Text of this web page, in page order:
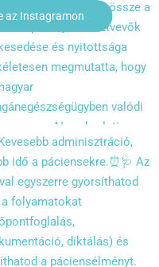
az Instagramon